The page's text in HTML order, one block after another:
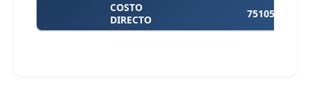
COSTO
DIRECTO
75105.69